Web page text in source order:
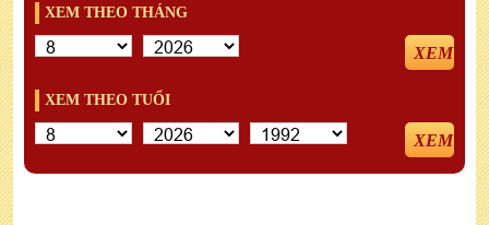
XEM THEO THÁNG
XEM
XEM THEO TUỔI
XEM